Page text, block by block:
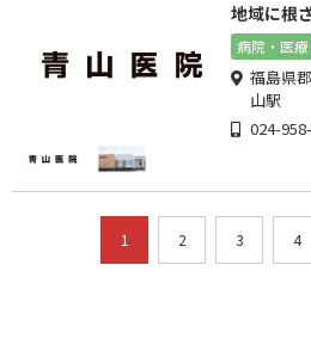
地域に根
病院・医療
福島県
山駅
024-
1 2 3 4